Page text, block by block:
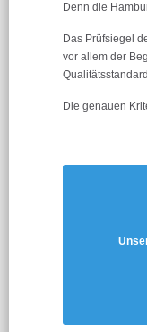
Denn die
Das Prüfsiegel
vor allem der
Die genauen